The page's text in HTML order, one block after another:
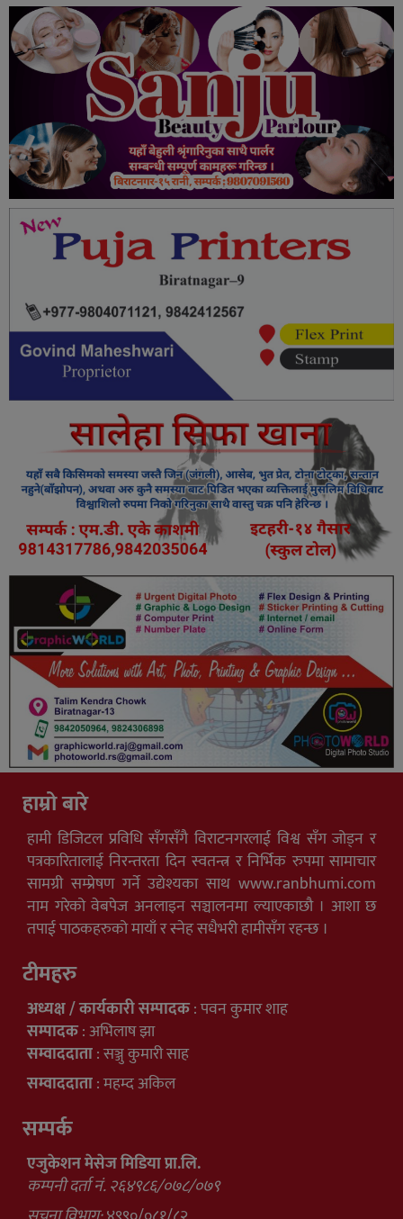
हाम्रो बारे
हामी डिजिटल प्रविधि सँगसँगै विराटनगरलाई विश्व सँग जोड्न र
पत्रकारितालाई निरन्तरता दिन स्वतन्त्र र निर्भिक रुपमा सामाचार
सामग्री सम्प्रेषण गर्ने उद्येश्यका साथ www.ranbhumi.com
नाम गरेको वेबपेज अनलाइन सञ्चालनमा ल्याएकाछौ । आशा छ
तपाई पाठकहरुको मायाँ र स्नेह सधैभरी हामीसँग रहन्छ ।
टीमहरु
अध्यक्ष / कार्यकारी सम्पादक: पवन कुमार शाह
सम्पादक: अभिलाष झा
सम्वाददाता: सञ्जु कुमारी साह
सम्वाददाता: महम्द अकिल
सम्पर्क
एजुकेशन मेसेज मिडिया प्रा.लि.
कम्पनी दर्ता नं. २६४९८६/०७८/०७९